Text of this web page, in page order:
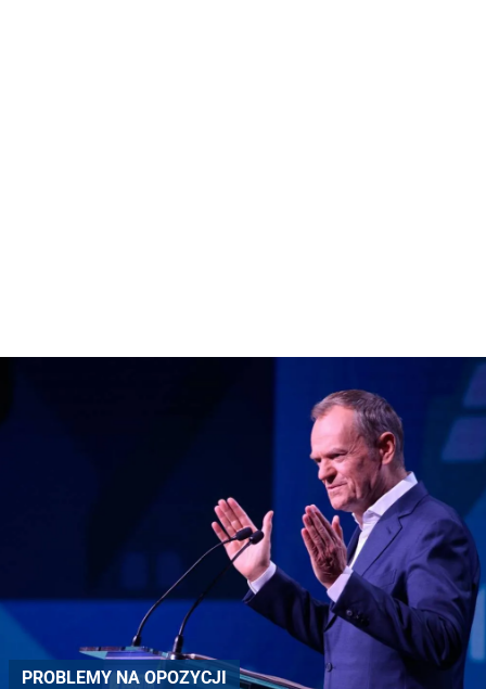
PROBLEMY NA OPOZYCJI